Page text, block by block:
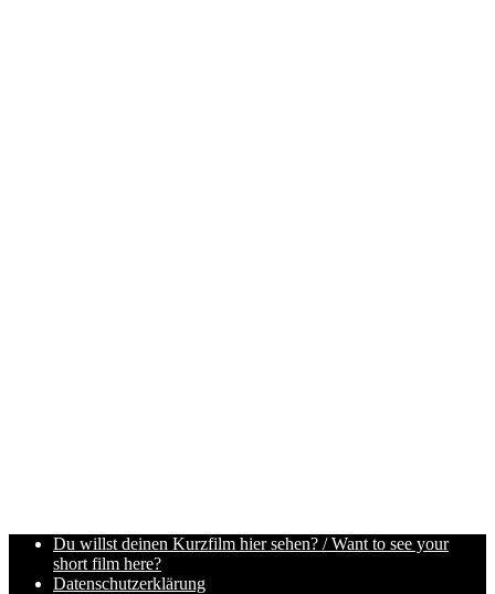
Du willst deinen Kurzfilm hier sehen? / Want to see your
short film here?
Datenschutzerklärung